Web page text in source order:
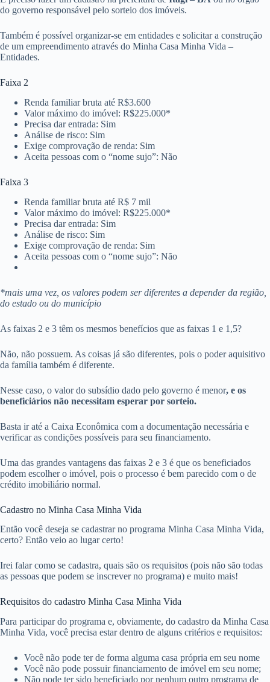
do governo responsável pelo sorteio dos imóveis.
Também é possível organizar-se em entidades e solicitar a construção
de um empreendimento através do Minha Casa Minha Vida –
Entidades.
Faixa 2
Renda familiar bruta até R$3.600
Valor máximo do imóvel: R$225.000*
Precisa dar entrada: Sim
Análise de risco: Sim
Exige comprovação de renda: Sim
Aceita pessoas com o “nome sujo”: Não
Faixa 3
Renda familiar bruta até R$ 7 mil
Valor máximo do imóvel: R$225.000*
Precisa dar entrada: Sim
Análise de risco: Sim
Exige comprovação de renda: Sim
Aceita pessoas com o “nome sujo”: Não
*mais uma vez, os valores podem ser diferentes a depender da região,
do estado ou do município
As faixas 2 e 3 têm os mesmos benefícios que as faixas 1 e 1,5?
Não, não possuem. As coisas já são diferentes, pois o poder aquisitivo
da família também é diferente.
Nesse caso, o valor do subsídio dado pelo governo é menor, e os
beneficiários não necessitam esperar por sorteio.
Basta ir até a Caixa Econômica com a documentação necessária e
verificar as condições possíveis para seu financiamento.
Uma das grandes vantagens das faixas 2 e 3 é que os beneficiados
podem escolher o imóvel, pois o processo é bem parecido com o de
crédito imobiliário normal.
Cadastro no Minha Casa Minha Vida
Então você deseja se cadastrar no programa Minha Casa Minha Vida,
certo? Então veio ao lugar certo!
Irei falar como se cadastra, quais são os requisitos (pois não são todas
as pessoas que podem se inscrever no programa) e muito mais!
Requisitos do cadastro Minha Casa Minha Vida
Para participar do programa e, obviamente, do cadastro da Minha Casa
Minha Vida, você precisa estar dentro de alguns critérios e requisitos:
Você não pode ter de forma alguma casa própria em seu nome
Você não pode possuir financiamento de imóvel em seu nome;
Não pode ter sido beneficiado por nenhum outro programa de